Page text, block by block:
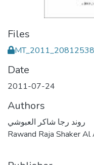
Files
Date
2011-07-24
Authors
روند رجا شاكر العبوشي
Rawand Raja Shaker Al